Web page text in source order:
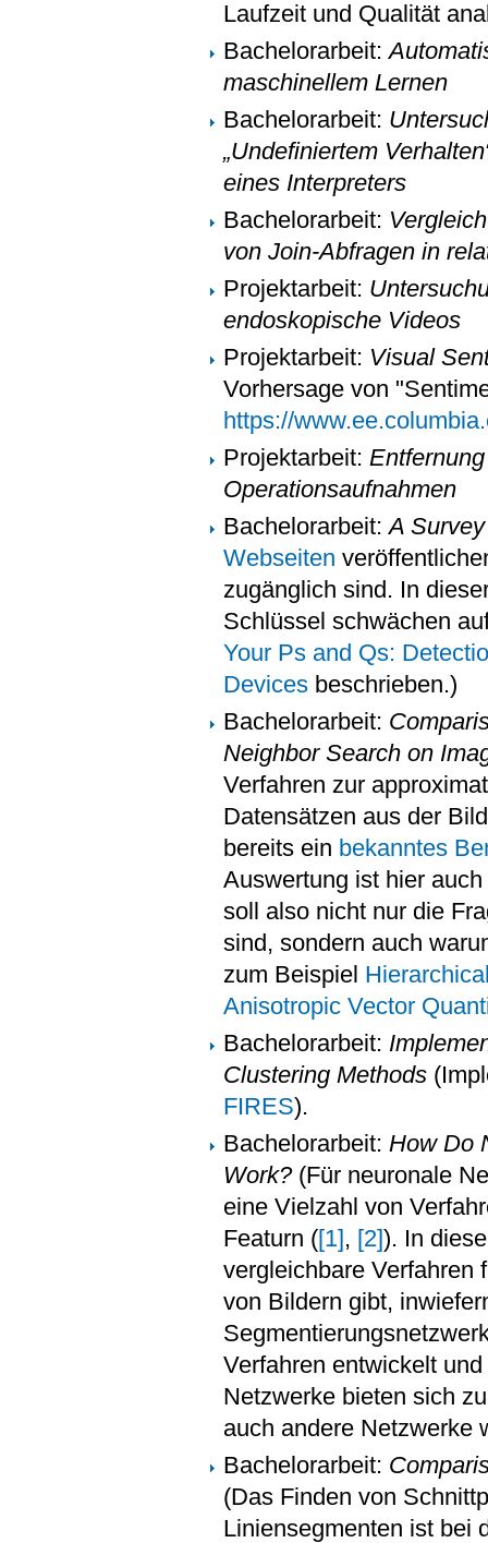
Laufzeit und Qualität
Bachelorarbeit:
maschinellem Lernen
Bachelorarbeit:
„Undefiniertem
eines Interpreters
Bachelorarbeit:
von Join-Abfragen in
Projektarbeit:
endoskopische Videos
Projektarbeit: Visual
Vorhersage von
https://
Projektarbeit:
Operationsaufnahmen
Bachelorarbeit:A
Webseiten
zugänglich sind. In
Schlüssel schwächen
Your Ps and Qs:
Devices beschrieben.)
Bachelorarbeit:
Neighbor Search on
Verfahren zur
Datensätzen aus der
bereits ein bekanntes
Auswertung ist hier
soll also nicht nur die
sind, sondern auch
zum Beispiel
Anisotropic Vector
Bachelorarbeit:
Clustering Methods
FIRES).
Bachelorarbeit: How Do
Work?(Für neuronale
eine Vielzahl von
Featurn ([1], [2]). In
vergleichbare
von Bildern gibt,
Verfahren entwickelt
Netzwerke bieten sich
auch andere Netzwerke
Bachelorarbeit:
(Das Finden von
Liniensegmenten ist bei